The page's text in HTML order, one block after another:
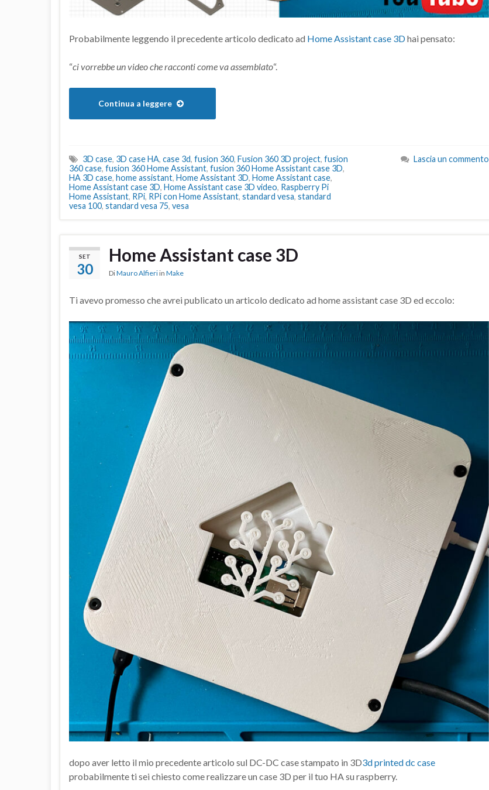
Probabilmente leggendo il precedente articolo dedicato ad Home Assistant case 3Dhai pensato:
“ci vorrebbe un video che racconti come va assemblato“.
Continua a leggere
3D case, 3D case HA, case 3d, fusion 360, Fusion 360 3D project, fusion
360 case, fusion 360 Home Assistant, fusion 360 Home Assistant case 3D,
HA 3D case, home assistant, Home Assistant 3D, Home Assistant case,
Home Assistant case 3D, Home Assistant case 3D video, Raspberry Pi
Home Assistant, RPi, RPi con Home Assistant, standard vesa, standard
vesa 100, standard vesa 75, vesa
Lascia un commento
SET
30
Home Assistant case 3D
DiMauro Alfieri in Make
Ti avevo promesso che avrei publicato un articolo dedicato ad home assistant case 3D ed eccolo:
dopo aver letto il mio precedente articolo sul DC-DC case stampato in 3D3d printed dc case
probabilmente ti sei chiesto come realizzare un case 3D per il tuo HA su raspberry.